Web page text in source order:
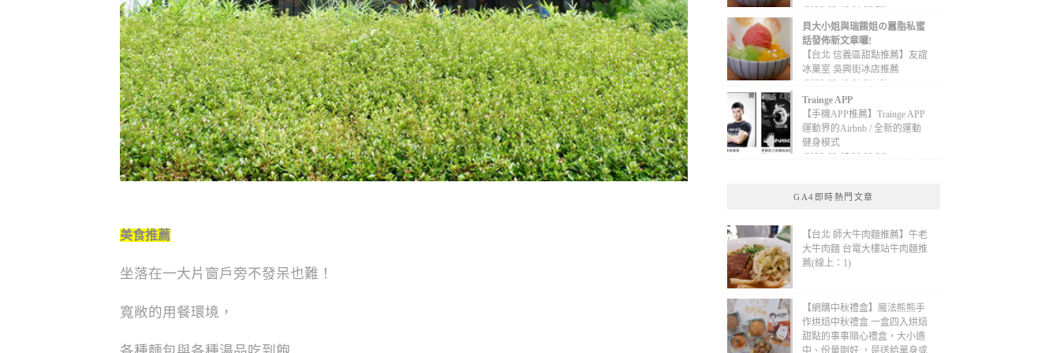
美食推薦
坐落在一大片窗戶旁不發呆也難！
寬敞的用餐環境，
(2020-09-13 01:32:52)
貝大小姐與瑞餚姐の囂脂私蜜
話發佈新文章囉!
【台北 信義區甜點推薦】友誼
冰菓室 吳興街冰店推薦
(2020-09-13 01:31:12)
Trainge APP
【手機APP推薦】Trainge APP
運動界的Airbnb / 全新的運動
健身模式
(2020-09-05 22:08:36)
GA4即時熱門文章
【台北 師大牛肉麵推薦】牛老
大牛肉麵 台電大樓站牛肉麵推
薦(線上：1)
【網購中秋禮盒】魔法熊熊手
作烘焙中秋禮盒 一盒四入烘焙
甜點的事事順心禮盒，大小適
中、份量剛好 ，是送給單身或